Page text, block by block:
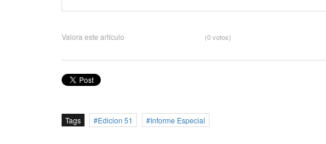
Valora este artículo (0 votos)
Tags Edicion 51 Informe Especial